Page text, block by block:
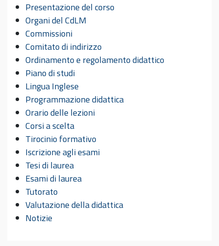
Presentazione del corso
Organi del CdLM
Commissioni
Comitato di indirizzo
Ordinamento e regolamento didattico
Piano di studi
Lingua Inglese
Programmazione didattica
Orario delle lezioni
Corsi a scelta
Tirocinio formativo
Iscrizione agli esami
Tesi di laurea
Esami di laurea
Tutorato
Valutazione della didattica
Notizie